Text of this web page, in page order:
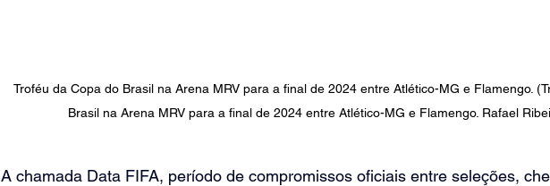
Troféu da Copa do Brasil na Arena MRV para a final de 2024 entre Atlético-MG e Flamengo.
Brasil na Arena MRV para a final de 2024 entre Atlético-MG e Flamengo. Rafael
A chamada Data FIFA, período de compromissos oficiais entre seleções,